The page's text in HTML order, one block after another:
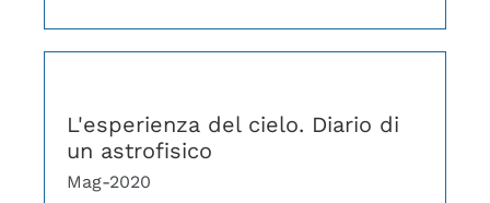
L'esperienza del cielo. Diario di
un astrofisico
Mag-2020